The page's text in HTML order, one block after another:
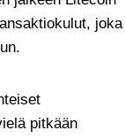
joka
pitkään